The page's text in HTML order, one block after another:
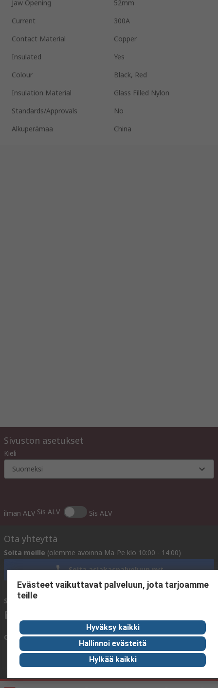
Jaw Opening
52mm
Current
300A
Contact Material
Copper
Insulated
Yes
Colour
Black, Red
Insulation Material
Glass Filled Nylon
Standards/Approvals
No
Alkuperämaa
China
Sivuston asetukset
Kieli
Suomeksi
ilman ALV Sis ALV Sis ALV
Ota yhteyttä
Soita meille (olemme avoinna Ma-Pe klo 10:00 - 14:00)
Soita asiakaspalveluun nyt
Sähköpostitse meille
Ota yhteyttä meihin
Evästeet vaikuttavat palveluun, jota tarjoamme
teille
Hyväksy kaikki
Hallinnoi evästeitä
Hylkää kaikki